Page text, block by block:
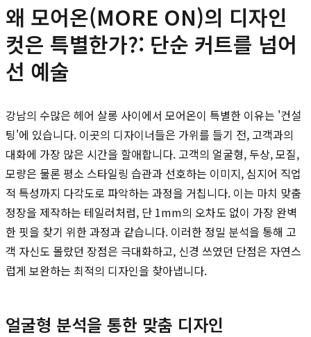
왜 모어온(MORE ON)의 디자인
컷은 특별한가?: 단순 커트를 넘어
선 예술
강남의 수많은 헤어 살롱 사이에서 모어온이 특별한 이유는 '컨설
팅'에 있습니다. 이곳의 디자이너들은 가위를 들기 전, 고객과의
대화에 가장 많은 시간을 할애합니다. 고객의 얼굴형, 두상, 모질,
모량은 물론 평소 스타일링 습관과 선호하는 이미지, 심지어 직업
적 특성까지 다각도로 파악하는 과정을 거칩니다. 이는 마치 맞춤
정장을 제작하는 테일러처럼, 단 1mm의 오차도 없이 가장 완벽
한 핏을 찾기 위한 과정과 같습니다. 이러한 정밀 분석을 통해 고
객 자신도 몰랐던 장점은 극대화하고, 신경 쓰였던 단점은 자연스
럽게 보완하는 최적의 디자인을 찾아냅니다.
얼굴형 분석을 통한 맞춤 디자인